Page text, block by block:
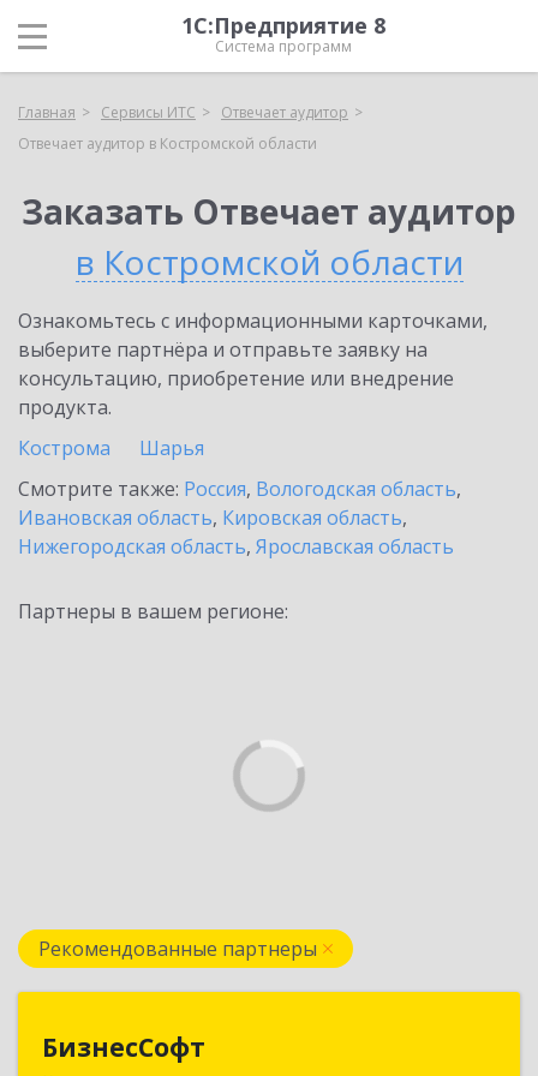
1С:Предприятие 8
Система программ
Главная Сервисы ИТС
Отвечает аудитор
Отвечает аудитор в Костромской области
Заказать Отвечает аудитор
в Костромской области
Ознакомьтесь с информационными карточками,
выберите партнёра и отправьте заявку на
консультацию, приобретение или внедрение
продукта.
Кострома
Шарья
Смотрите также: Россия, Вологодская область,
Ивановская область, Кировская область,
Нижегородская область, Ярославская область
Партнеры в вашем регионе:
Рекомендованные партнеры
БизнесСофт